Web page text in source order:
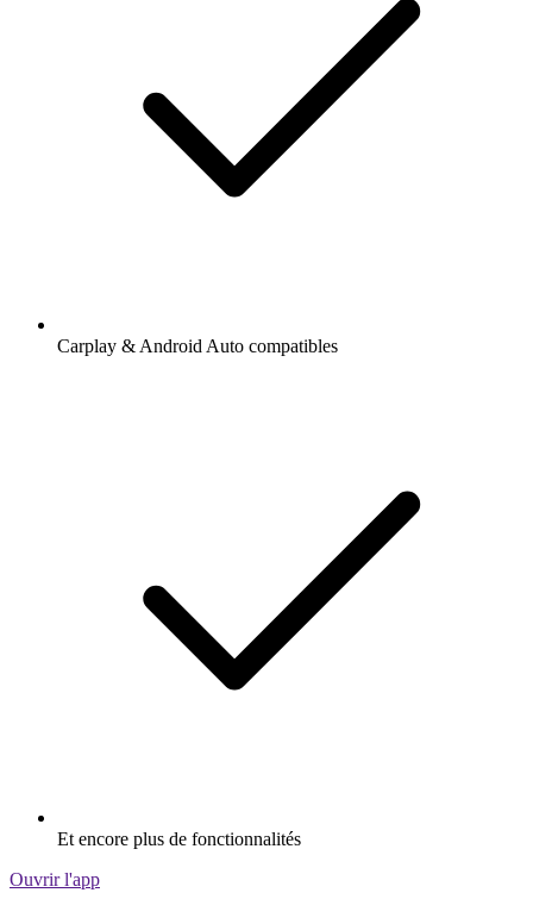
Carplay & Android Auto compatibles
Et encore plus de fonctionnalités
Ouvrir l'app